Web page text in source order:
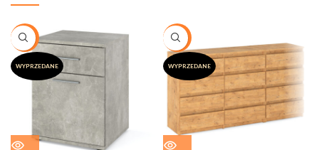
-20%
WYPRZEDANE
-20%
WYPRZEDANE